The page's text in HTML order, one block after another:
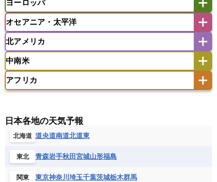
ラオス人民民主共和国
東ティモール民主共和国
バングラデシュ
モルディブ
アフガニスタン
イスラエル
ウズベキスタン
オマーン
カザフスタン
カタール
キプロス
キルギス
タジキスタン
バーレーン
ヨルダン レバノン
ヨーロッパ
アイスランド
アゼルバイジャン
イギリス
イタリア
ウクライナ
エストニア
オランダ
オーストリア
ギリシャ
スロバキア
スロベニア共和国
チェコ
デンマーク
フランス
ベルギー
ボスニア・ヘルツェゴビナ
オセアニア・太平洋
アメリカ領サモア
サモア独立国
ソロモン諸島
タヒチ
ツバル
トンガ ナウル共和国
ニウエ
バヌアツ
パプアニューギニア
ワリス・フテュナ
北アメリカ
バーミューダ諸島
中南米
アメリカ領バージン諸島
キューバ
グアテマラ
グレナダ
ケイマン諸島
コロンビア
ジャマイカ
セントクリストファー・ネービス
アフリカ
エジプト
エスワティニ王国
エリトリア国
カメルーン
ギニアビサウ共和国
ケニア
コンゴ共和国
コンゴ民主共和国
日本各地の天気予報
北海道 道央道南道北道東
東北 青森岩手秋田宮城山形福島
関東 東京神奈川 埼玉千葉茨城栃木群馬